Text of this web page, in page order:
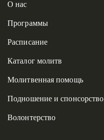
О нас
Программы
Расписание
Каталог молитв
Молитвенная помощь
Подношение и спонсорство
Волонтерство